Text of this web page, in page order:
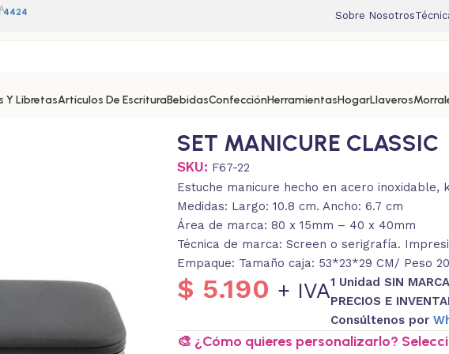
4424 Sobre Nosotros
Y LibretasArtículos De EscrituraBebidasConfecciónHerramientasHogarLlaveros
SET MANICURE CLASSIC
SKU: F67-22
Estuche manicure hecho en acero inoxidable,
Medidas: Largo: 10.8 cm. Ancho: 6.7 cm
Área de marca: 80 x 15mm – 40 x 40mm
Técnica de marca: Screen o serigrafía.
Empaque: Tamaño caja: 53*23*29 CM/ Peso
$ 5.190 + IVA1 Unidad SIN MARCA
PRECIOS E
Consúltenos por
🎨 ¿Cómo quieres personalizarlo?